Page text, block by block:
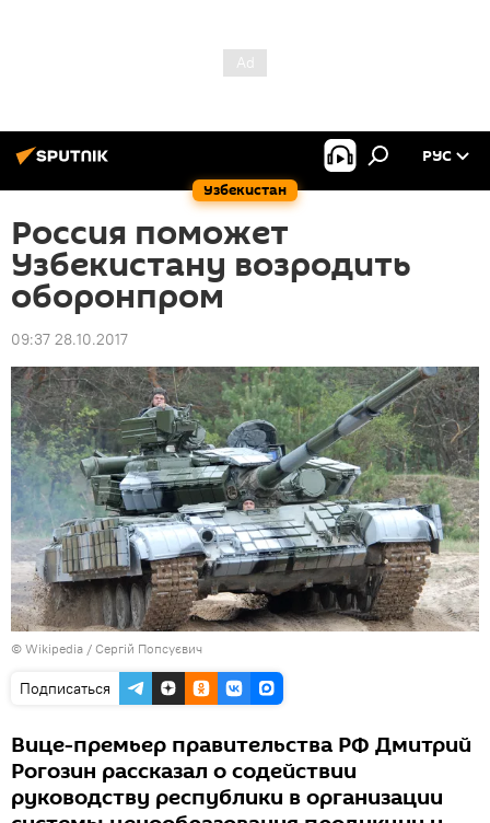
Узбекистан
РУС
Россия поможет
Узбекистану возродить
оборонпром
09:37 28.10.2017
© Wikipedia / Сергій Попсуєвич
Подписаться
Вице-премьер правительства РФ Дмитрий
Рогозин рассказал о содействии
руководству республики в организации